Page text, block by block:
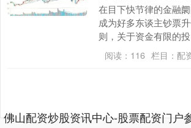
在目下快节律的金融
成为好多东谈主钞票
则，关于资金有限的
大化资金应用率、收
挑战。配资炒股流....
阅读： 116 栏目： 配
佛山配资炒股资讯中心-股票配资门户